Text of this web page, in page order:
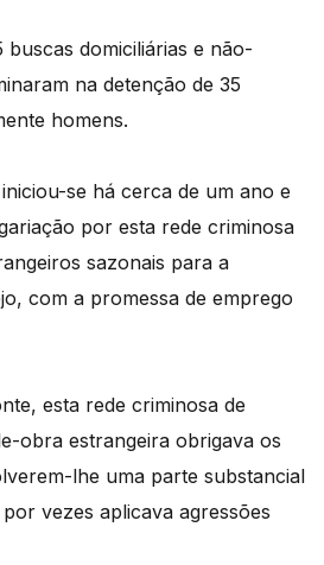
domiciliárias e não-
na detenção de 35
homens.
se há cerca de um ano e
por esta rede criminosa
sazonais para a
com a promessa de emprego
esta rede criminosa de
obra estrangeira obrigava os
lhe uma parte substancial
vezes aplicava agressões